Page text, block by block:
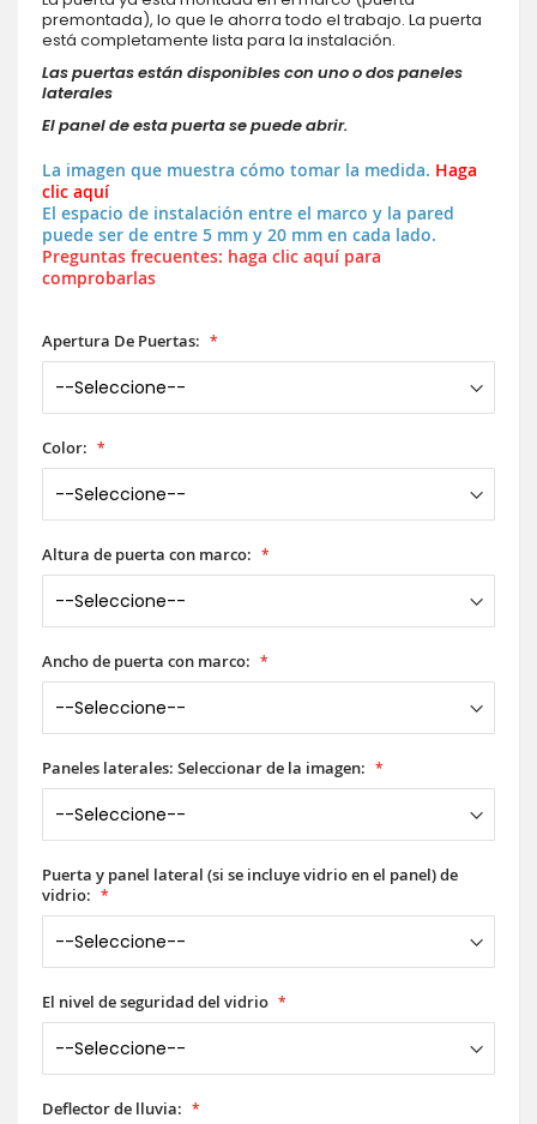
premontada), lo que le ahorra todo el trabajo. La puerta
está completamente lista para la instalación.
Las puertas están disponibles con uno o dos paneles
laterales
El panel de esta puerta se puede abrir.
La imagen que muestra cómo tomar la medida. Haga
clic aquí
El espacio de instalación entre el marco y la pared
puede ser de entre 5 mm y 20 mm en cada lado.
Preguntas frecuentes: haga clic aquí para
comprobarlas
Apertura De Puertas:
Color:
Altura de puerta con marco:
Ancho de puerta con marco:
Paneles laterales: Seleccionar de la imagen:
Puerta y panel lateral (si se incluye vidrio en el panel) de
vidrio:
El nivel de seguridad del vidrio
Deflector de lluvia: